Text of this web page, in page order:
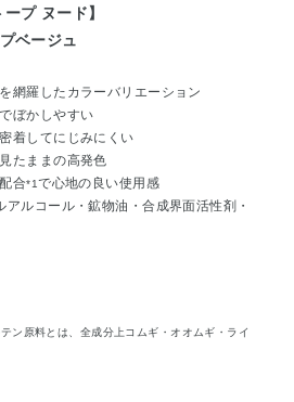
プ ヌード】
ベージュ
網羅したカラーバリエーション
ぼかしやすい
着してにじみにくい
たままの高発色
合*1で心地の良い使用感
ルコール・鉱物油・合成界面活性剤・
ン原料とは、全成分上コムギ・オオムギ・ライ